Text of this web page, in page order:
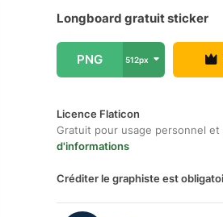
Longboard gratuit sticker
PNG 512px
Licence Flaticon
Gratuit pour usage personnel
d'informations
Créditer le graphiste est